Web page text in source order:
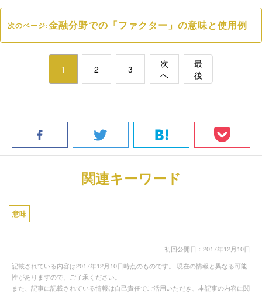
次のページ:金融分野での「ファクター」の意味と使用例
1 2 3
次
へ
最
後
関連キーワード
意味
初回公開日：2017年12月10日
記載されている内容は2017年12月10日時点のものです。 現在の情報と異なる可能
性がありますので、ご了承ください。
また、記事に記載されている情報は自己責任でご活用いただき、本記事の内容に関